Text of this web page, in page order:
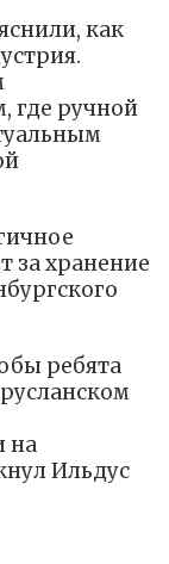
как
где ручной
за хранение
ребята
на
Ильдус